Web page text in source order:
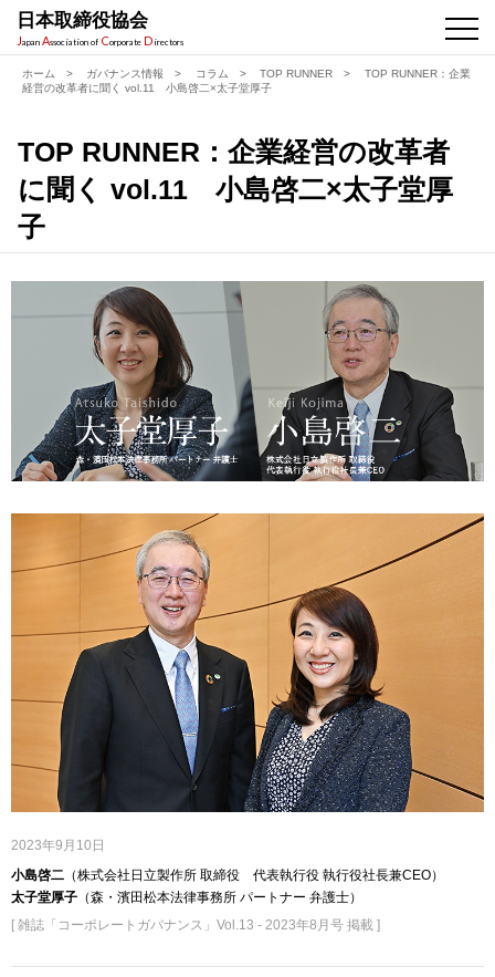
日本取締役協会
Japan Association of Corporate D irectors
ホーム > ガバナンス情報 > コラム > TOP RUNNER >
TOP RUNNER：企業
経営の改革者に聞く vol.11 小島啓二×太子堂厚子
TOP RUNNER：企業経営の改革者
に聞く vol.11 小島啓二×太子堂厚
子
2023年9月10日
小島啓二 （株式会社日立製作所 取締役 代表執行役 執行役社長兼CEO）
太子堂厚子 （森・濱田松本法律事務所 パートナー 弁護士）
[ 雑誌「コーポレートガバナンス」Vol.13 - 2023年8月号 掲載 ]